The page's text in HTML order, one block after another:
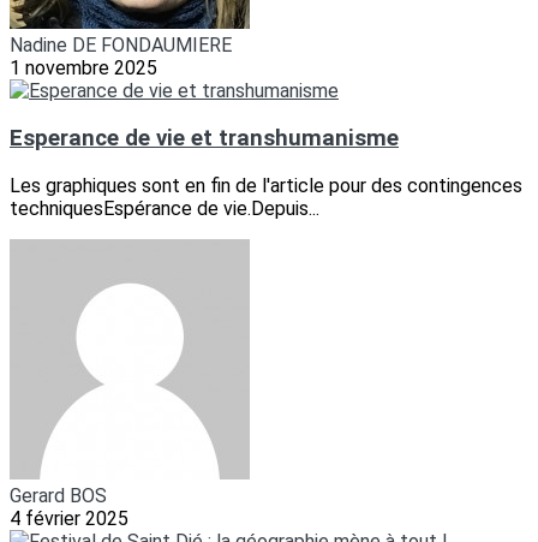
Nadine DE FONDAUMIERE
1 novembre 2025
Esperance de vie et transhumanisme
Les graphiques sont en fin de l'article pour des contingences
techniquesEspérance de vie.Depuis...
Gerard BOS
4 février 2025